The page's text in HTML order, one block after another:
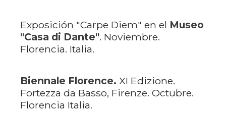
Exposición "Carpe Diem" en el Museo
"Casa di Dante". Noviembre.
Florencia. Italia.
Biennale Florence. XI Edizione.
Fortezza da Basso, Firenze. Octubre.
Florencia Italia.